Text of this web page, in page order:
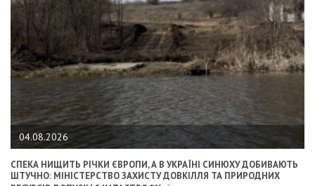
04.08.2026
СПЕКА НИЩИТЬ РІЧКИ ЄВРОПИ, А В УКРАЇНІ СИНЮХУ ДОБИВАЮТЬ
ШТУЧНО: МІНІСТЕРСТВО ЗАХИСТУ ДОВКІЛЛЯ ТА ПРИРОДНИХ